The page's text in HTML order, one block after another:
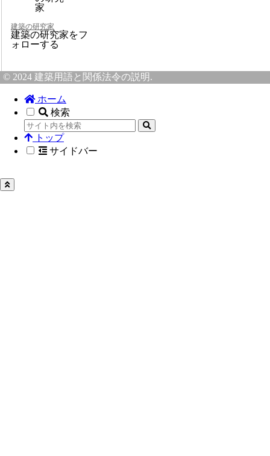
建築の研究家
建築の研究家をフ
ォローする
© 2024 建築用語と関係法令の説明.
ホーム
検索
トップ
サイドバー